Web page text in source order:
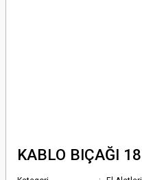
KABLO BIÇAĞI